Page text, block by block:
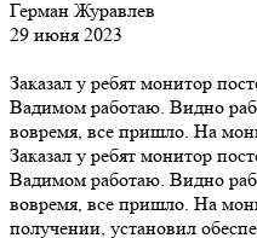
Герман Журавлев
29 июня 2023
Заказал у ребят монитор
Вадимом работаю. Видно
вовремя, все пришло. На
Заказал у ребят монитор
Вадимом работаю. Видно
вовремя, все пришло. На
получении, установил